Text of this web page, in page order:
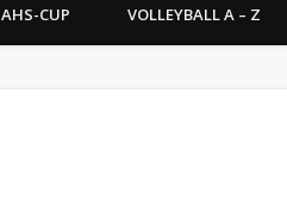
AHS-CUP VOLLEYBALL A – Z